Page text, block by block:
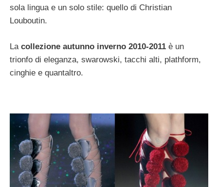
sola lingua e un solo stile: quello di Christian
Louboutin.
La collezione autunno inverno 2010-2011 è un
trionfo di eleganza, swarowski, tacchi alti, plathform,
cinghie e quantaltro.